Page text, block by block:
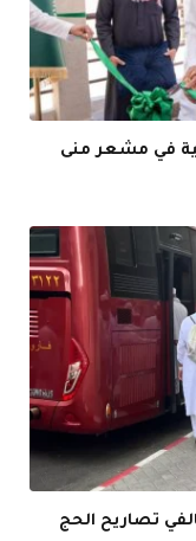
في مشعر منى
تصاريح الحج